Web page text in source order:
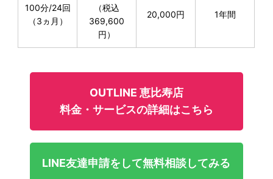
100分/24回
（3ヵ月）
（税込
369,600
円）
20,000円 1年間
OUTLINE 恵比寿店
料金・サービスの詳細はこちら
LINE友達申請をして無料相談してみる